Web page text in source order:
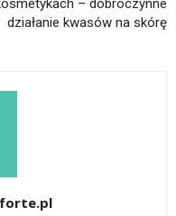
– dobroczynne
działanie kwasów na skórę